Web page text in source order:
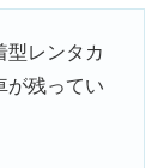
型レンタカ
が残ってい